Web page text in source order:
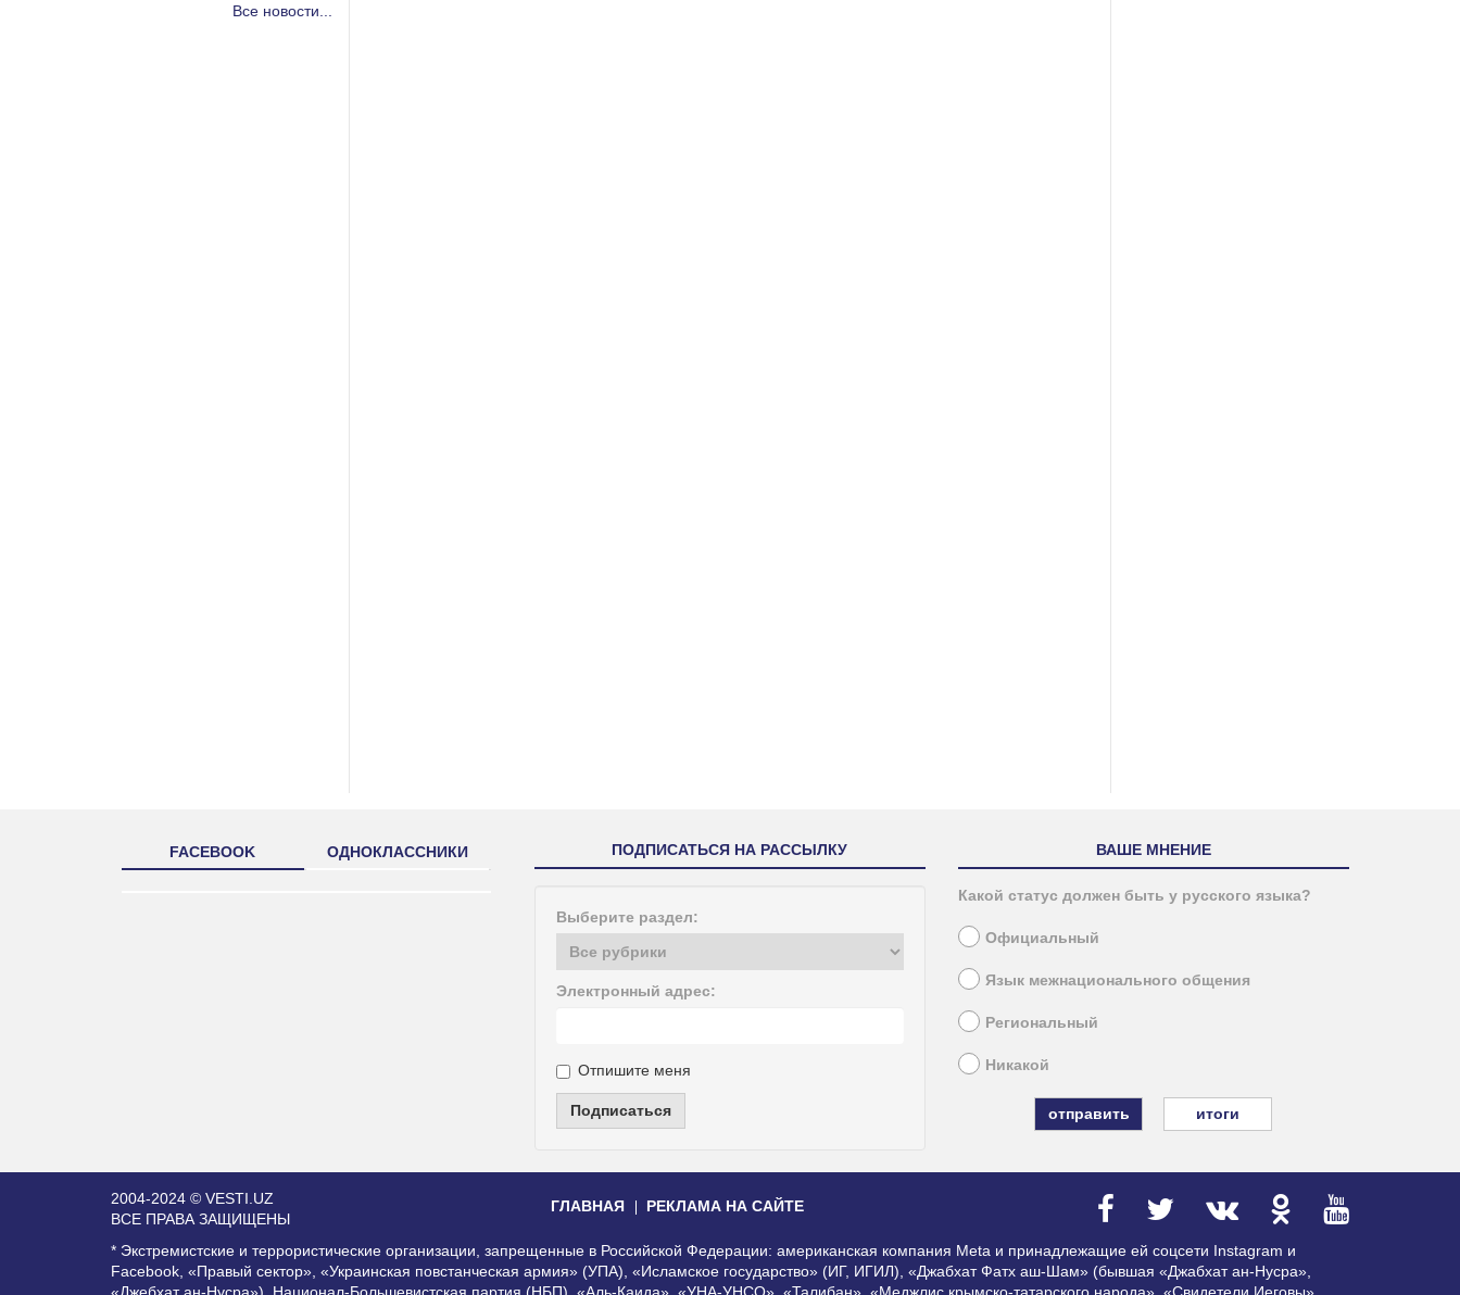
Все новости...
FACEBOOK ОДНОКЛАССНИКИ ПОДПИСАТЬСЯ НА РАССЫЛКУ
Выберите раздел:
Электронный адрес:
Отпишите меня
Подписаться
ВАШЕ МНЕНИЕ
Какой статус должен быть у русского языка?
Официальный
Язык межнационального общения
Региональный
Никакой
итоги
2004-2024 © VESTI.UZ
ВСЕ ПРАВА ЗАЩИЩЕНЫ
ГЛАВНАЯ РЕКЛАМА НА САЙТЕ
* Экстремистские и террористические организации, запрещенные в Российской Федерации: американская компания Meta и принадлежащие ей соцсети Instagram и
Facebook, «Правый сектор», «Украинская повстанческая армия» (УПА), «Исламское государство» (ИГ, ИГИЛ), «Джабхат Фатх аш-Шам» (бывшая «Джабхат ан-Нусра»,
«Джебхат ан-Нусра»), Национал-Большевистская партия (НБП), «Аль-Каида», «УНА-УНСО», «Талибан», «Меджлис крымско-татарского народа», «Свидетели Иеговы»,